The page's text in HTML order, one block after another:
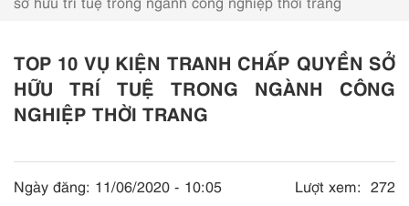
TOP 10 VỤ KIỆN TRANH CHẤP QUYỀN SỞ
HỮU TRÍ TUỆ TRONG NGÀNH CÔNG
NGHIỆP THỜI TRANG
Ngày đăng: 11/06/2020 - 10:05 Lượt xem: 272